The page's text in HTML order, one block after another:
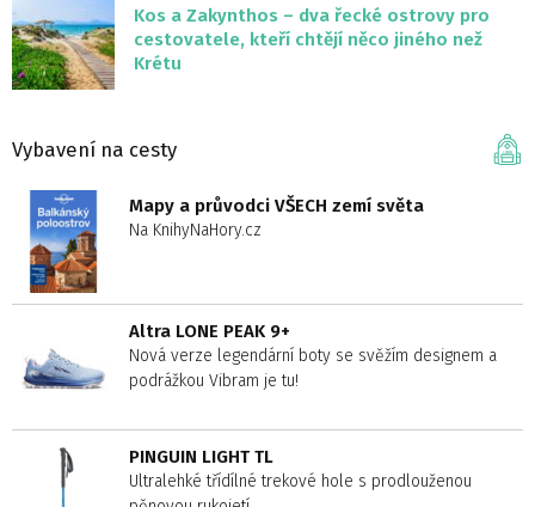
Kos a Zakynthos – dva řecké ostrovy pro
cestovatele, kteří chtějí něco jiného než
Krétu
Vybavení na cesty
Mapy a průvodci VŠECH zemí světa
Na KnihyNaHory.cz
Altra LONE PEAK 9+
Nová verze legendární boty se svěžím designem a
podrážkou Vibram je tu!
PINGUIN LIGHT TL
Ultralehké třídílné trekové hole s prodlouženou